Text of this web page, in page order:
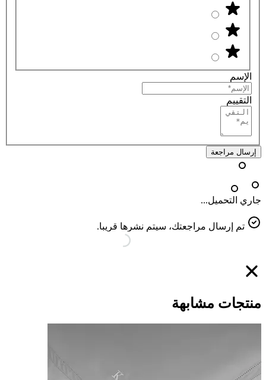
الإسم
التقييم
إرسال مراجعة
جاري التحميل...
تم إرسال مراجعتك، سيتم نشرها قريبا.
منتجات مشابهة